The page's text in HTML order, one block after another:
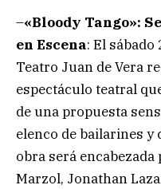
–«Bloody Tango»:
en Escena: El sábado
Teatro Juan de Vera
espectáculo teatral
de una propuesta
elenco de bailarines
obra será
Marzol, Jonathan